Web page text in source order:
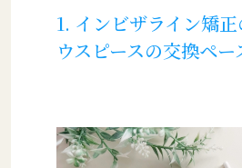
1. インビザライン矯
ウスピースの交換ペー